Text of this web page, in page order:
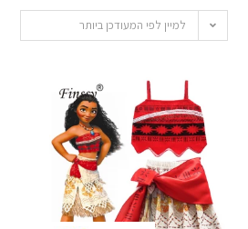
למיין לפי המעודכן ביותר